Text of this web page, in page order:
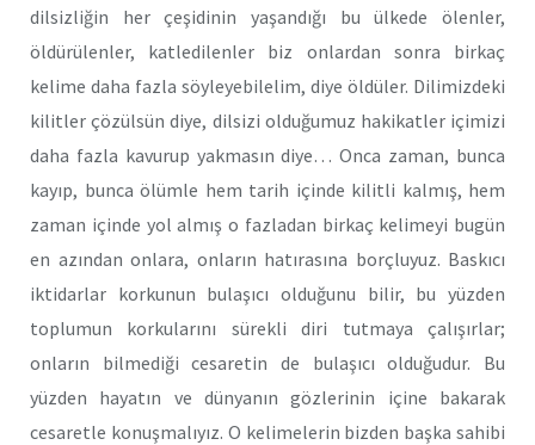
dilsizliğin her çeşidinin yaşandığı bu ülkede ölenler,
öldürülenler, katledilenler biz onlardan sonra birkaç
kelime daha fazla söyleyebilelim, diye öldüler. Dilimizdeki
kilitler çözülsün diye, dilsizi olduğumuz hakikatler içimizi
daha fazla kavurup yakmasın diye… Onca zaman, bunca
kayıp, bunca ölümle hem tarih içinde kilitli kalmış, hem
zaman içinde yol almış o fazladan birkaç kelimeyi bugün
en azından onlara, onların hatırasına borçluyuz. Baskıcı
iktidarlar korkunun bulaşıcı olduğunu bilir, bu yüzden
toplumun korkularını sürekli diri tutmaya çalışırlar;
onların bilmediği cesaretin de bulaşıcı olduğudur. Bu
yüzden hayatın ve dünyanın gözlerinin içine bakarak
cesaretle konuşmalıyız. O kelimelerin bizden başka sahibi